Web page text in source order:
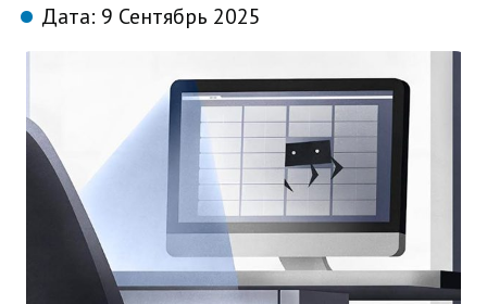
Дата: 9 Сентябрь 2025